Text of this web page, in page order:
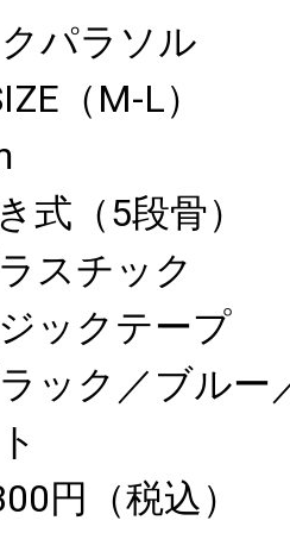
パラソル
（M-L）
式（5段骨）
スチック
ックテープ
ック／ブルー
円（税込）